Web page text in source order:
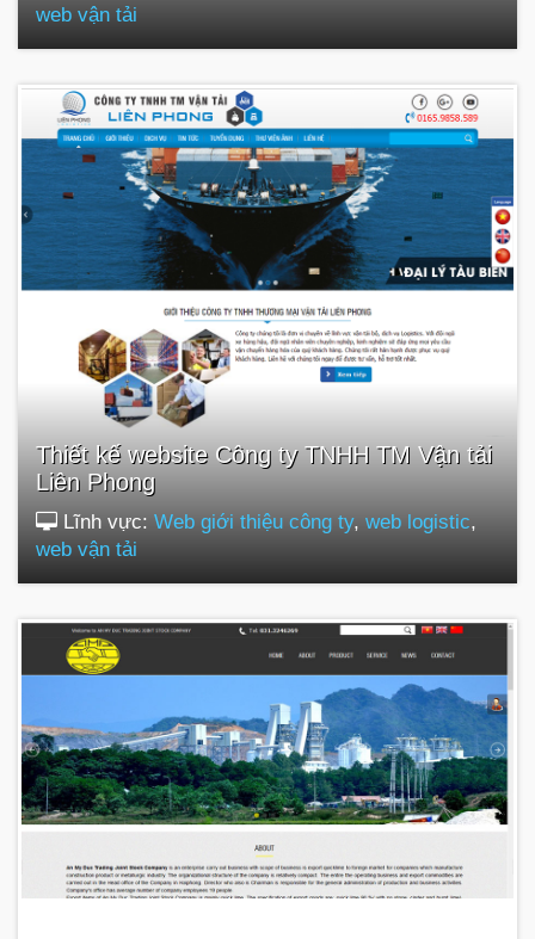
web vận tải
Thiết kế website Công ty TNHH TM Vận tải
Liên Phong
Lĩnh vực: Web giới thiệu công ty, web logistic,
web vận tải